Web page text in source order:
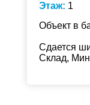
Этаж: 1
Объект в
Сдается
Склад,